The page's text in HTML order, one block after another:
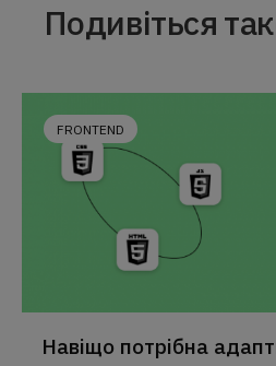
Подивіться
FRONTEND
Навіщо потрібна